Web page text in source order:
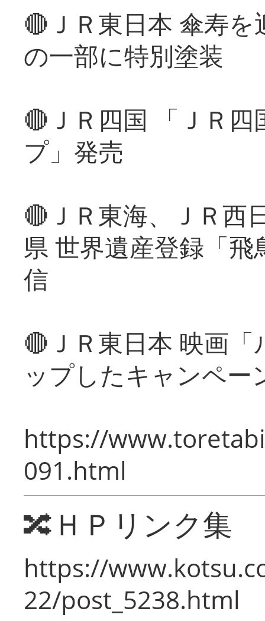
🔴ＪＲ東日本 傘寿
の一部に特別塗装
🔴ＪＲ四国 「ＪＲ
プ」発売
🔴ＪＲ東海、ＪＲ西
県 世界遺産登録「
信
🔴ＪＲ東日本 映画
ップしたキャンペー
https://
091.html
🔀ＨＰリンク集
https://
22/post_5238.html